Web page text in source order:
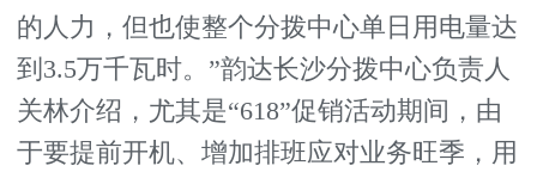
的人力，但也使整个分拨中心单日用电量达
到3.5万千瓦时。”韵达长沙分拨中心负责人
关林介绍，尤其是“618”促销活动期间，由
于要提前开机、增加排班应对业务旺季，用